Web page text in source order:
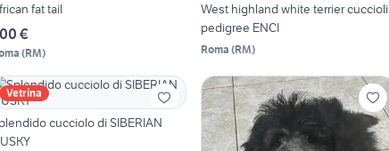
fat tail
€
(RM)
West highland white terrier cuccioli
pedigree ENCI
Roma (RM)
Vetrina
cucciolo di SIBERIAN